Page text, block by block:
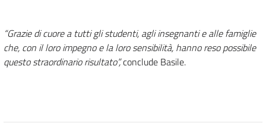
“Grazie di cuore a tutti gli studenti, agli insegnanti e alle famiglie
che, con il loro impegno e la loro sensibilità, hanno reso possibile
questo straordinario risultato”,conclude Basile.